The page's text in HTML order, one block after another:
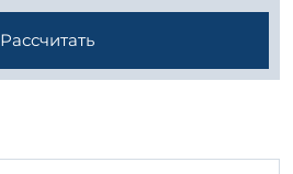
Рассчитать